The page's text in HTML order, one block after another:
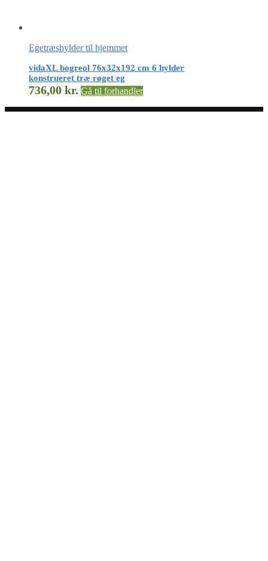
Egetræshylder til hjemmet
vidaXL bogreol 76x32x192 cm 6 hylder
konstrueret træ røget eg
736,00 kr. Gå til forhandler